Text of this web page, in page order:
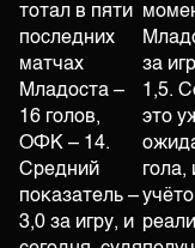
тотал в пяти
последних
матчах
Младоста –
16 голов,
ОФК – 14.
Средний
показатель –
3,0 за игру, и
за
1,5.
это
гола,